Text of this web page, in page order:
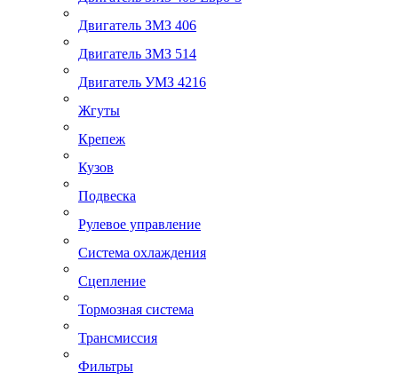
Двигатель ЗМЗ 406
Двигатель ЗМЗ 514
Двигатель УМЗ 4216
Жгуты
Крепеж
Кузов
Подвеска
Рулевое управление
Система охлаждения
Сцепление
Тормозная система
Трансмиссия
Фильтры